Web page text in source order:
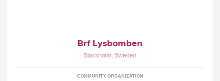
Brf Lysbomben
Stockholm, Sweden
COMMUNITY ORGANIZATION